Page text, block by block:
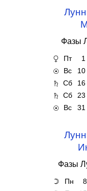
Фазы
♀ Пт 1
☉ Вс 10
♄ Сб 16
♄ Сб 23
☉ Вс 31
Фазы
☽ Пн 8